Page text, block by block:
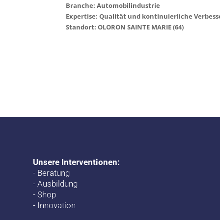
Branche: Automobilindustrie
Expertise: Qualität und kontinuierliche
Standort: OLORON SAINTE MARIE (64)
Unsere Interventionen:
- Beratung
-Ausbildung
-Shop
- Innovation